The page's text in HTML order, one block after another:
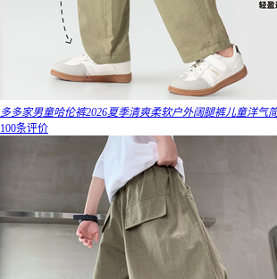
多多家男童哈伦裤2026夏季清爽柔软户外阔腿裤儿童洋气
100条评价